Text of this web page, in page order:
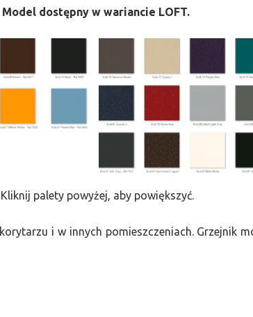
Model dostępny w wariancie LOFT.
Kliknij palety powyżej, aby powiększyć.
i w innych pomieszczeniach. Grzejnik